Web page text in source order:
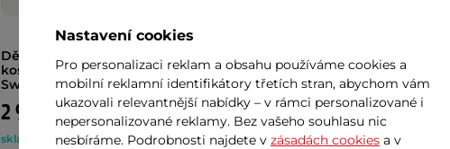
Dětská skluzavka s houpačkou a
košem 4v1 inSPORTline
Swingslide
2 990 Kč
skladem
Dětský batoh
399 Kč
skladem
Nastavení cookies
Pro personalizaci reklam a obsahu používáme cookies a
mobilní reklamní identifikátory třetích stran, abychom vám
ukazovali relevantnější nabídky – v rámci personalizované i
nepersonalizované reklamy. Bez vašeho souhlasu nic
nesbíráme. Podrobnosti najdete v zásadách cookies a v